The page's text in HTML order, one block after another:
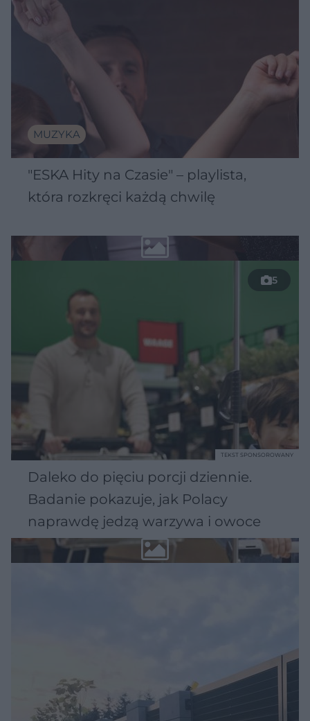
MUZYKA
"ESKA Hity na Czasie" – playlista,
która rozkręci każdą chwilę
5
Daleko do pięciu porcji dziennie.
Badanie pokazuje, jak Polacy
naprawdę jedzą warzywa i owoce
TEKST SPONSOROWANY